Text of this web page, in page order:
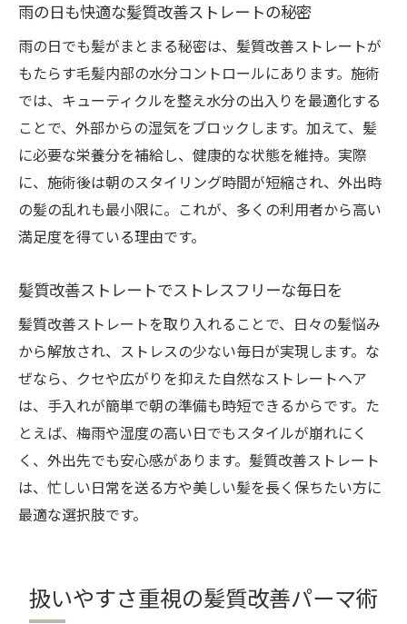
雨の日も快適な髪質改善ストレートの秘密
雨の日でも髪がまとまる秘密は、髪質改善ストレートが
もたらす毛髪内部の水分コントロールにあります。施術
では、キューティクルを整え水分の出入りを最適化する
ことで、外部からの湿気をブロックします。加えて、髪
に必要な栄養分を補給し、健康的な状態を維持。実際
に、施術後は朝のスタイリング時間が短縮され、外出時
の髪の乱れも最小限に。これが、多くの利用者から高い
満足度を得ている理由です。
髪質改善ストレートでストレスフリーな毎日を
髪質改善ストレートを取り入れることで、日々の髪悩み
から解放され、ストレスの少ない毎日が実現します。な
ぜなら、クセや広がりを抑えた自然なストレートヘア
は、手入れが簡単で朝の準備も時短できるからです。た
とえば、梅雨や湿度の高い日でもスタイルが崩れにく
く、外出先でも安心感があります。髪質改善ストレート
は、忙しい日常を送る方や美しい髪を長く保ちたい方に
最適な選択肢です。
扱いやすさ重視の髪質改善パーマ術